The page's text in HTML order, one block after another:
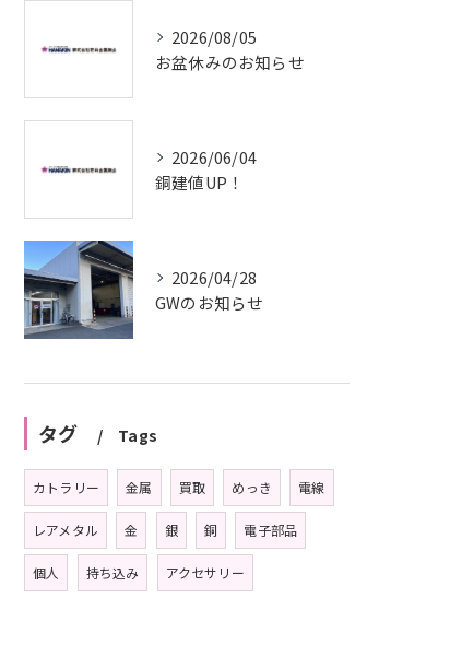
2026/08/05
お盆休みのお知らせ
2026/06/04
銅建値UP！
2026/04/28
GWのお知らせ
タグ Tags
カトラリー 金属 買取 めっき 電線
レアメタル 金 銀 銅 電子部品
個人 持ち込み アクセサリー